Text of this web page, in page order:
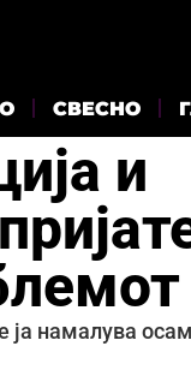
СВЕСНО
и
ја намалува